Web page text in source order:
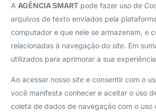
A AGÊNCIA SMART pode fazer uso de
arquivos de texto enviados pela
computador e que nele se armazenam, e
relacionadas à navegação dosite. Em
utilizados para aprimorar a sua
Ao acessar nossositee consentir com o
você manifesta conhecer e aceitar o uso
coleta de dados de navegação com o uso